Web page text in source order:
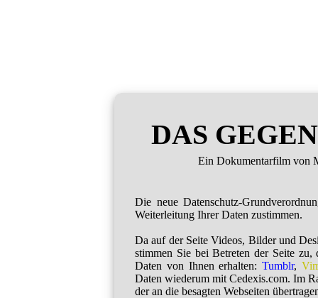
DAS
Ein Dokumentarfilm von
Die neue Datenschutz-
Weiterleitung Ihrer Daten zustimmen.
Da auf der Seite Videos, Bilder und
stimmen Sie bei Betreten der Seite zu,
Daten von Ihnen erhalten:Tumblr,
Daten wiederum mit Cedexis.com. Im
der an die besagten Webseiten